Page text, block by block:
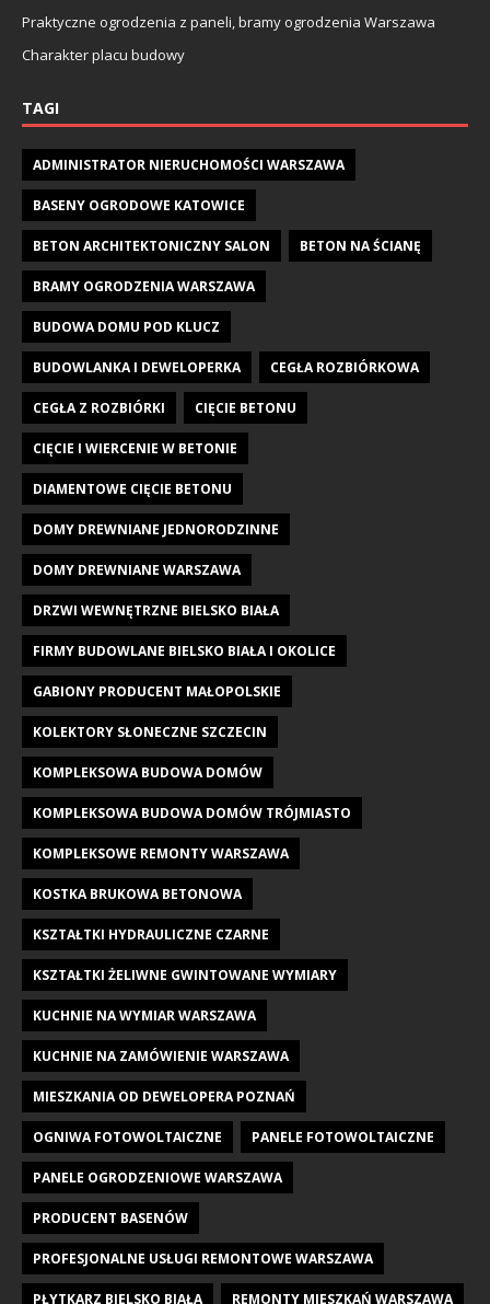
Praktyczne ogrodzenia z paneli, bramy ogrodzenia Warszawa
Charakter placu budowy
TAGI
ADMINISTRATOR NIERUCHOMOŚCI WARSZAWA
BASENY OGRODOWE KATOWICE
BETON ARCHITEKTONICZNY SALON BETON NA ŚCIANĘ
BRAMY OGRODZENIA WARSZAWA
BUDOWA DOMU POD KLUCZ
BUDOWLANKA I DEWELOPERKA CEGŁA ROZBIÓRKOWA
CEGŁA Z ROZBIÓRKI CIĘCIE BETONU
CIĘCIE I WIERCENIE W BETONIE
DIAMENTOWE CIĘCIE BETONU
DOMY DREWNIANE JEDNORODZINNE
DOMY DREWNIANE WARSZAWA
DRZWI WEWNĘTRZNE BIELSKO BIAŁA
FIRMY BUDOWLANE BIELSKO BIAŁA I OKOLICE
GABIONY PRODUCENT MAŁOPOLSKIE
KOLEKTORY SŁONECZNE SZCZECIN
KOMPLEKSOWA BUDOWA DOMÓW
KOMPLEKSOWA BUDOWA DOMÓW TRÓJMIASTO
KOMPLEKSOWE REMONTY WARSZAWA
KOSTKA BRUKOWA BETONOWA
KSZTAŁTKI HYDRAULICZNE CZARNE
KSZTAŁTKI ŻELIWNE GWINTOWANE WYMIARY
KUCHNIE NA WYMIAR WARSZAWA
KUCHNIE NA ZAMÓWIENIE WARSZAWA
MIESZKANIA OD DEWELOPERA POZNAŃ
OGNIWA FOTOWOLTAICZNE PANELE FOTOWOLTAICZNE
PANELE OGRODZENIOWE WARSZAWA
PRODUCENT BASENÓW
PROFESJONALNE USŁUGI REMONTOWE WARSZAWA
PŁYTKARZ BIELSKO BIAŁA REMONTY MIESZKAŃ WARSZAWA